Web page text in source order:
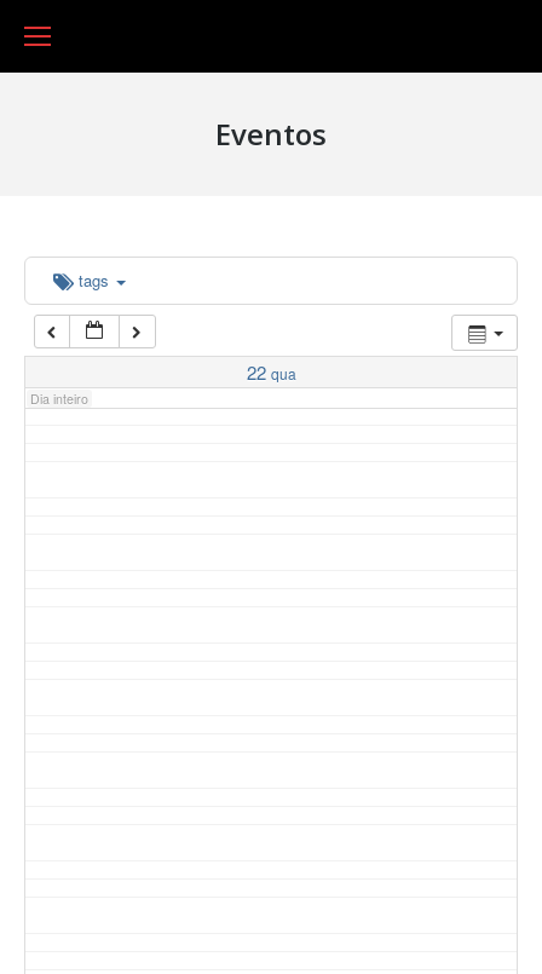
Eventos
tags
22 qua
Dia inteiro
06:00
07:00
17:00